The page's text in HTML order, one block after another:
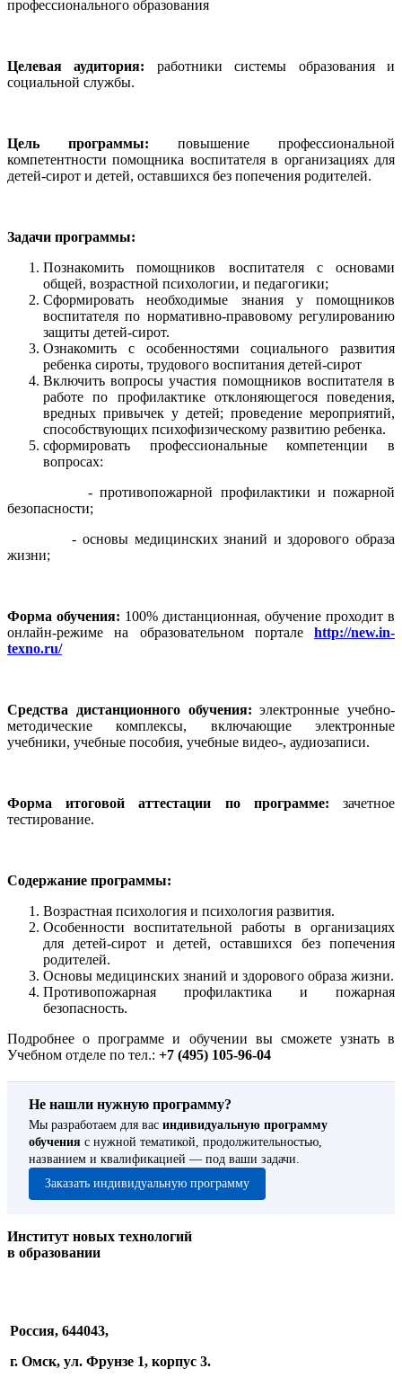
профессионального образования
Целевая аудитория: работники системы образования и
социальной службы.
Цель программы: повышение профессиональной
компетентности помощника воспитателя в организациях для
детей-сирот и детей, оставшихся без попечения родителей.
Задачи программы:
Познакомить помощников воспитателя с основами
общей, возрастной психологии, и педагогики;
Сформировать необходимые знания у помощников
воспитателя по нормативно-правовому регулированию
защиты детей-сирот.
Ознакомить с особенностями социального развития
ребенка сироты, трудового воспитания детей-сирот
Включить вопросы участия помощников воспитателя в
работе по профилактике отклоняющегося поведения,
вредных привычек у детей; проведение мероприятий,
способствующих психофизическому развитию ребенка.
сформировать профессиональные компетенции в
вопросах:
- противопожарной профилактики и пожарной
безопасности;
- основы медицинских знаний и здорового образа
жизни;
Форма обучения: 100% дистанционная, обучение проходит в
онлайн-режиме на образовательном портале http://new.in-
texno.ru/
Средства дистанционного обучения: электронные учебно-
методические комплексы, включающие электронные
учебники, учебные пособия, учебные видео-, аудиозаписи.
Форма итоговой аттестации по программе: зачетное
тестирование.
Содержание программы:
Возрастная психология и психология развития.
Особенности воспитательной работы в организациях
для детей-сирот и детей, оставшихся без попечения
родителей.
Основы медицинских знаний и здорового образа жизни.
Противопожарная профилактика и пожарная
безопасность.
Подробнее о программе и обучении вы сможете узнать в
Учебном отделе по тел.: +7 (495) 105-96-04
Не нашли нужную программу?
Мы разработаем для вас индивидуальную программу
обучения с нужной тематикой, продолжительностью,
названием и квалификацией — под ваши задачи.
Заказать индивидуальную программу
Институт новых технологий
в образовании
Россия, 644043,
г. Омск, ул. Фрунзе 1, корпус 3.